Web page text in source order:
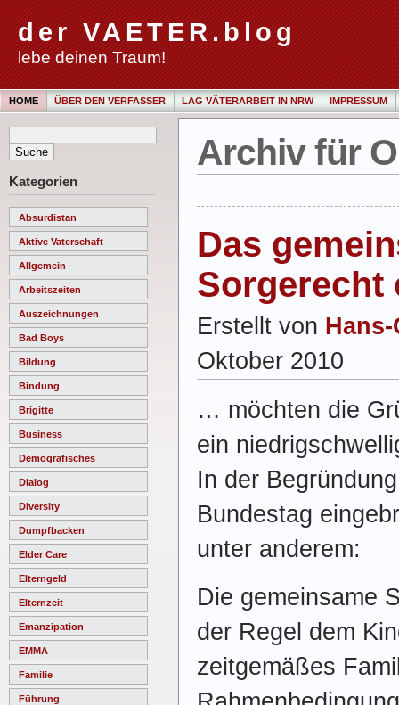
der VAETER.blog
lebe deinen Traum!
HOME ÜBER DEN VERFASSER LAG VÄTERARBEIT IN NRW IMPRESSUM
Kategorien
Absurdistan
Aktive Vaterschaft
Allgemein
Arbeitszeiten
Auszeichnungen
Bad Boys
Bildung
Bindung
Brigitte
Business
Demografisches
Dialog
Diversity
Dumpfbacken
Elder Care
Elterngeld
Elternzeit
Emanzipation
EMMA
Familie
Führung
Archiv für
Das
Sorgerecht
Erstellt von
Oktober 2010
… möchten die
ein
In der
Bundestag
unter anderem:
Die gemeinsame
der Regel dem
zeitgemäßes